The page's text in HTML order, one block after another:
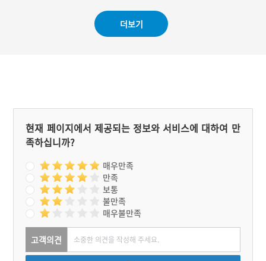
사망, 1961년 9명 사망 등
의 사건이 연속으로 발생하
면서 정부는 그동안 미루던
더보기
현재 페이지에서 제공되는 정보와 서비스에 대하여 만
족하십니까?
매우만족
만족
보통
불만족
매우불만족
고객의견